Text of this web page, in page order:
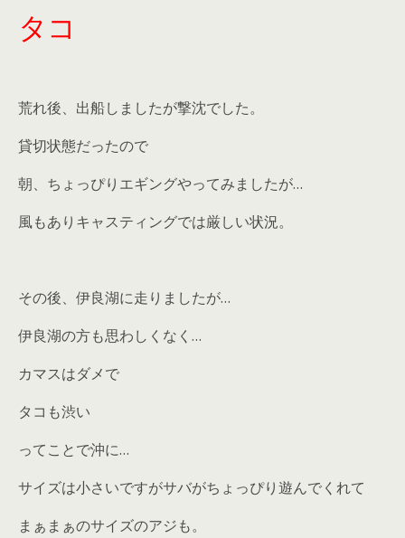
タコ
荒れ後、出船しましたが撃沈でした。
貸切状態だったので
朝、ちょっぴりエギングやってみましたが…
風もありキャスティングでは厳しい状況。
その後、伊良湖に走りましたが…
伊良湖の方も思わしくなく…
カマスはダメで
タコも渋い
ってことで沖に…
サイズは小さいですがサバがちょっぴり遊んでくれて
まぁまぁのサイズのアジも。